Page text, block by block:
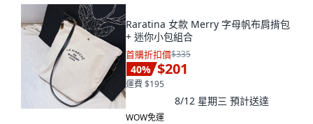
Raratina 女款 Merry 字母帆布肩揹包
+ 迷你小包組合
首購折扣價$335
40% $201
運費 $195
8/12 星期三 預計送達
WOW免運